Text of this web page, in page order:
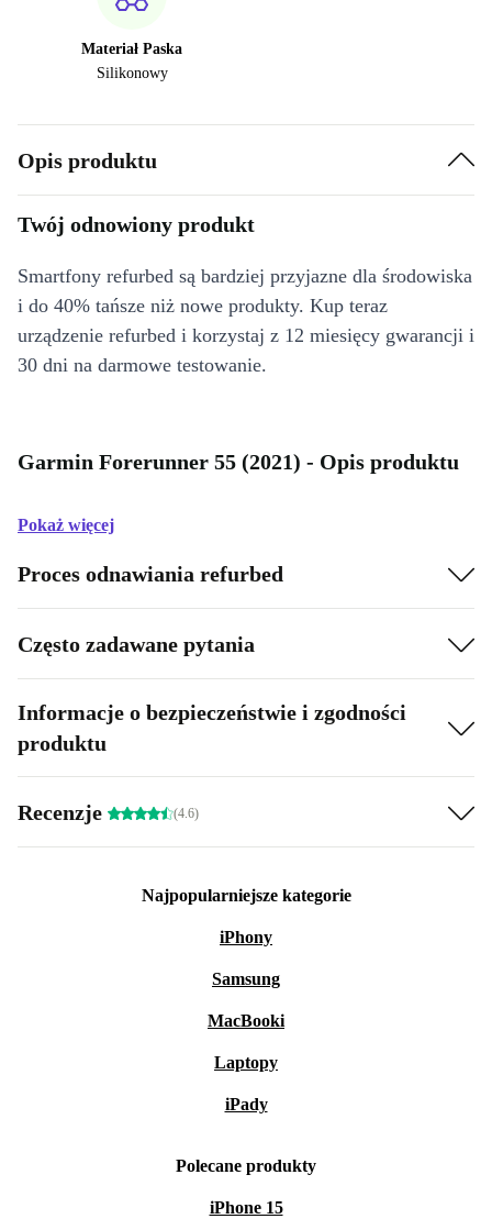
Materiał Paska
Silikonowy
Opis produktu
Twój odnowiony produkt
Smartfony refurbed są bardziej przyjazne dla środowiska
i do 40% tańsze niż nowe produkty. Kup teraz
urządzenie refurbed i korzystaj z 12 miesięcy gwarancji i
30 dni na darmowe testowanie.
Garmin Forerunner 55 (2021) - Opis produktu
Pokaż więcej
Proces odnawiania refurbed
Często zadawane pytania
Informacje o bezpieczeństwie i zgodności
produktu
Recenzje (4.6)
Najpopularniejsze kategorie
iPhony
Samsung
MacBooki
Laptopy
iPady
Polecane produkty
iPhone 15